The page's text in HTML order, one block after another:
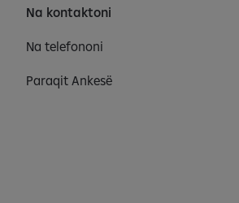
Na kontaktoni
Na telefononi
Paraqit Ankesë